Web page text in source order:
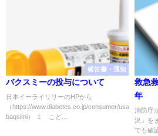
報告書・通知
バクスミーの投与について
日本イーライリリーのHPから
（https://www.diabetes.co.jp/consumer/usage-
baqsimi） １ こど...
救急
年
消防庁
況」を
でも確